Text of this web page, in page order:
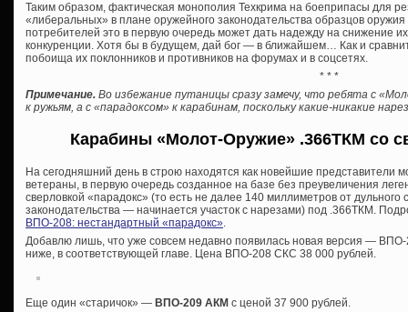
Таким образом, фактическая монополия Техкрима на боеприпасы для
«либеральных» в плане оружейного законодательства образцов
потребителей это в первую очередь может дать надежду на снижение
конкуренции. Хотя бы в будущем, дай бог — в ближайшем… Как и
побоища их поклонников и противников на форумах и в соцсетях.
* * *
Примечание. Во избежание путаницы сразу замечу, что ребята с
к ружьям, а с «парадоксом» к карабинам, поскольку какие-никакие
Карабины «Молот-Оружие» .366ТКМ со
На сегодняшний день в строю находятся как новейшие представители
ветераны, в первую очередь созданное на базе без преувеличения
сверловкой «парадокс» (то есть не далее 140 миллиметров от
законодательства — начинается участок с нарезами) под .366ТКМ.
ВПО-208: нестандартный «парадокс».
Добавлю лишь, что уже совсем недавно появилась новая версия —
ниже, в соответствующей главе. Цена ВПО-208 СКС 38 000 рублей.
Еще один «старичок» — ВПО-209 АКМ с ценой 37 900 рублей.